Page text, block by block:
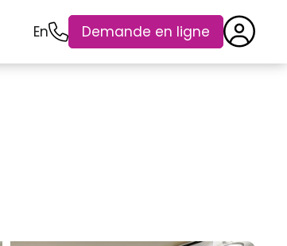
En Demande en ligne